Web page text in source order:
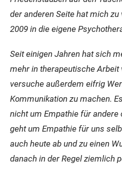
der anderen Seite hat mich
2009 in die eigene
Seit einigen Jahren hat sich
mehr in therapeutische Arbeit
versuche außerdem eifrig
Kommunikation zu machen.
nicht um Empathie für andere
geht um Empathie für uns
auch heute ab und zu einen
danach in der Regel ziemlich